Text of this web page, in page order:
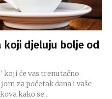
djeluju bolje od
koji će vas trenutačno
za početak dana i vaše
kako se...